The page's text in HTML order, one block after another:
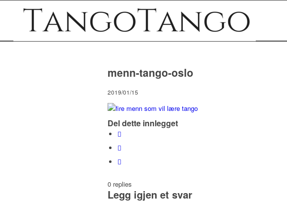
menn-tango-oslo
2019/01/15
Del dette innlegget
0 replies
Legg igjen et svar